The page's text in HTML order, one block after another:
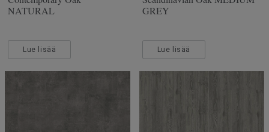
NATURAL
Lue lisää
GREY
Lue lisää